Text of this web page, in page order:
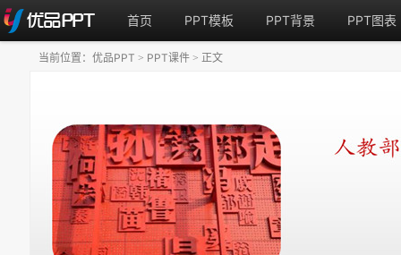
首页 PPT模板 PPT背景 PPT图表
当前位置： 优品PPT > PPT课件 > 正文